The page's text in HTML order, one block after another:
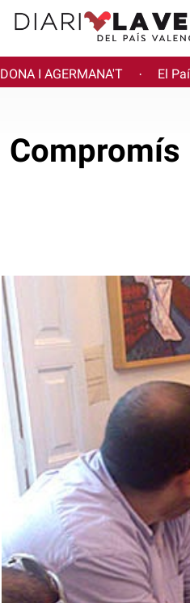
DONA I AGERMANA'T · El